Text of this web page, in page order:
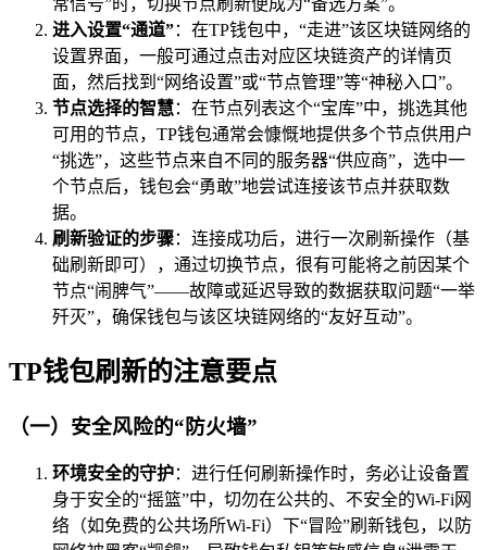
进入设置“通道”：在TP钱包中，“走进”该区块链网络的
设置界面，一般可通过点击对应区块链资产的详情页
面，然后找到“网络设置”或“节点管理”等“神秘入口”。
节点选择的智慧：在节点列表这个“宝库”中，挑选其他
可用的节点，TP钱包通常会慷慨地提供多个节点供用户
“挑选”，这些节点来自不同的服务器“供应商”，选中一
个节点后，钱包会“勇敢”地尝试连接该节点并获取数
据。
刷新验证的步骤：连接成功后，进行一次刷新操作（基
础刷新即可），通过切换节点，很有可能将之前因某个
节点“闹脾气”——故障或延迟导致的数据获取问题“一举
歼灭”，确保钱包与该区块链网络的“友好互动”。
TP钱包刷新的注意要点
（一）安全风险的“防火墙”
环境安全的守护：进行任何刷新操作时，务必让设备置
身于安全的“摇篮”中，切勿在公共的、不安全的Wi-Fi网
络（如免费的公共场所Wi-Fi）下“冒险”刷新钱包，以防